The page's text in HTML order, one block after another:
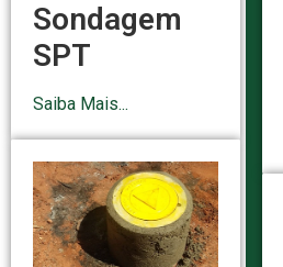
Sondagem
SPT
Saiba Mais...